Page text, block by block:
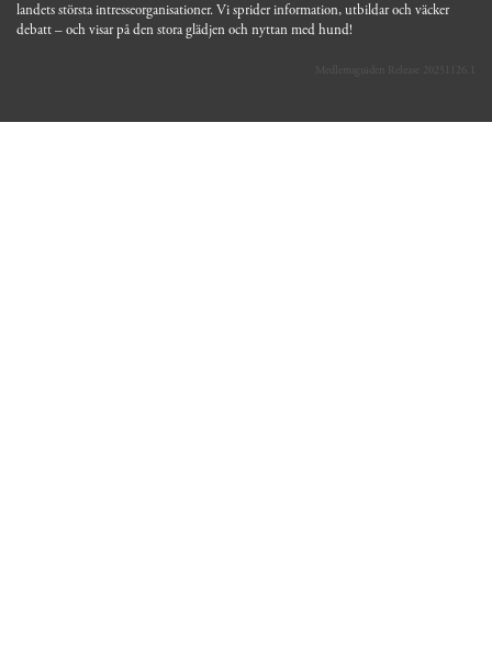
landets största intresseorganisationer. Vi sprider information, utbildar och väcker
debatt – och visar på den stora glädjen och nyttan med hund!
Medlemsguiden Release 20251126.1